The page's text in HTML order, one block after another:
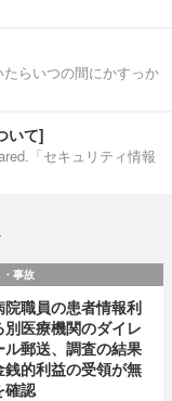
らいつの間にかすっか
いて]
「セキュリティ情報
・事故
院職員の患者情報利
別医療機関のダイレ
ル郵送、調査の結果
銭的利益の受領が無
確認